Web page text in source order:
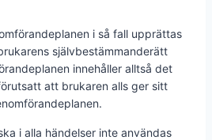
i så fall upprättas
självbestämmanderätt
innehåller alltså det
att brukaren alls ger sitt
i alla händelser inte användas